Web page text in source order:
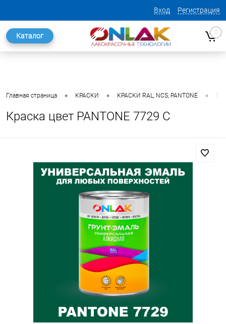
Вход Регистрация
Каталог 0
Главная страница • КРАСКИ • КРАСКИ RAL, NCS, PANTONE •
Краска цвет PANTONE 7729 C